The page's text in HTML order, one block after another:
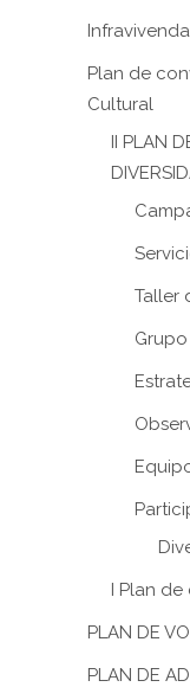
Infravivenda
Plan de
Cultural
II PLAN
Taller
I Plan
PLAN DE
PLAN DE